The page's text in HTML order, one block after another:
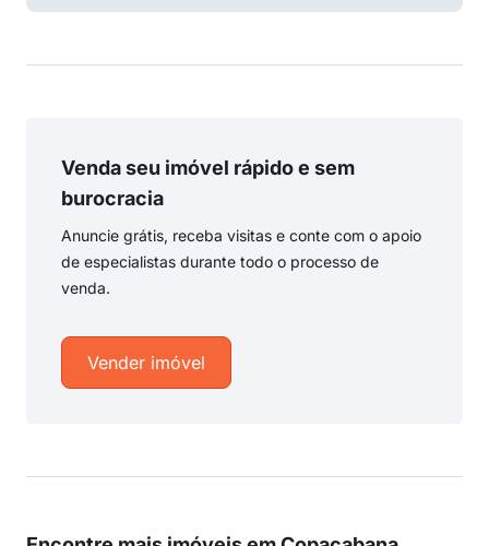
Venda seu imóvel rápido e sem
burocracia
Anuncie grátis, receba visitas e conte com o apoio
de especialistas durante todo o processo de
venda.
Vender imóvel